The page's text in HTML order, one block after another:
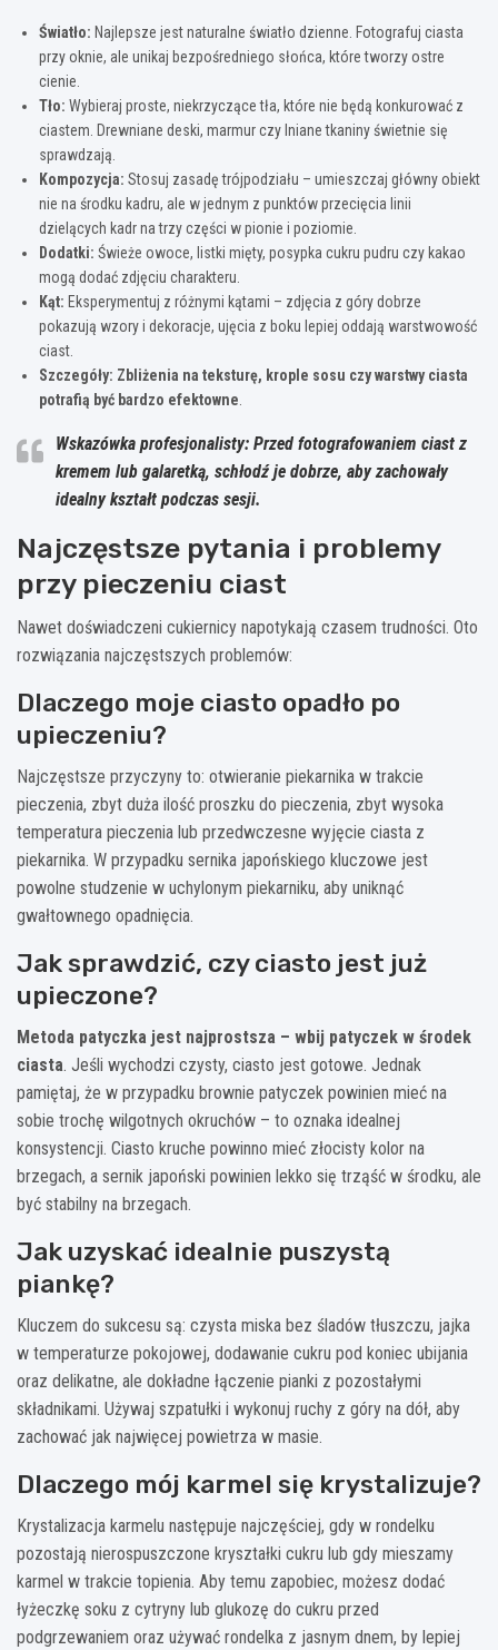
Światło: Najlepsze jest naturalne światło dzienne. Fotografuj ciasta
przy oknie, ale unikaj bezpośredniego słońca, które tworzy ostre
cienie.
Tło: Wybieraj proste, niekrzyczące tła, które nie będą konkurować z
ciastem. Drewniane deski, marmur czy lniane tkaniny świetnie się
sprawdzają.
Kompozycja: Stosuj zasadę trójpodziału – umieszczaj główny obiekt
nie na środku kadru, ale w jednym z punktów przecięcia linii
dzielących kadr na trzy części w pionie i poziomie.
Dodatki: Świeże owoce, listki mięty, posypka cukru pudru czy kakao
mogą dodać zdjęciu charakteru.
Kąt: Eksperymentuj z różnymi kątami – zdjęcia z góry dobrze
pokazują wzory i dekoracje, ujęcia z boku lepiej oddają warstwowość
ciast.
Szczegóły: Zbliżenia na teksturę, krople sosu czy warstwy ciasta
potrafią być bardzo efektowne
Wskazówka profesjonalisty: Przed fotografowaniem ciast z
kremem lub galaretką, schłodź je dobrze, aby zachowały
idealny kształt podczas sesji.
Najczęstsze pytania i problemy
przy pieczeniu ciast
Nawet doświadczeni cukiernicy napotykają czasem trudności. Oto
rozwiązania najczęstszych problemów:
Dlaczego moje ciasto opadło po
upieczeniu?
Najczęstsze przyczyny to: otwieranie piekarnika w trakcie
pieczenia, zbyt duża ilość proszku do pieczenia, zbyt wysoka
temperatura pieczenia lub przedwczesne wyjęcie ciasta z
piekarnika. W przypadku sernika japońskiego kluczowe jest
powolne studzenie w uchylonym piekarniku, aby uniknąć
gwałtownego opadnięcia.
Jak sprawdzić, czy ciasto jest już
upieczone?
Metoda patyczka jest najprostsza – wbij patyczek w środek
ciasta. Jeśli wychodzi czysty, ciasto jest gotowe. Jednak
pamiętaj, że w przypadku brownie patyczek powinien mieć na
sobie trochę wilgotnych okruchów – to oznaka idealnej
konsystencji. Ciasto kruche powinno mieć złocisty kolor na
brzegach, a sernik japoński powinien lekko się trząść w środku, ale
być stabilny na brzegach.
Jak uzyskać idealnie puszystą
piankę?
Kluczem do sukcesu są: czysta miska bez śladów tłuszczu, jajka
w temperaturze pokojowej, dodawanie cukru pod koniec ubijania
oraz delikatne, ale dokładne łączenie pianki z pozostałymi
składnikami. Używaj szpatułki i wykonuj ruchy z góry na dół, aby
zachować jak najwięcej powietrza w masie.
Dlaczego mój karmel się krystalizuje?
Krystalizacja karmelu następuje najczęściej, gdy w rondelku
pozostają nierospuszczone kryształki cukru lub gdy mieszamy
karmel w trakcie topienia. Aby temu zapobiec, możesz dodać
łyżeczkę soku z cytryny lub glukozę do cukru przed
podgrzewaniem oraz używać rondelka z jasnym dnem, by lepiej